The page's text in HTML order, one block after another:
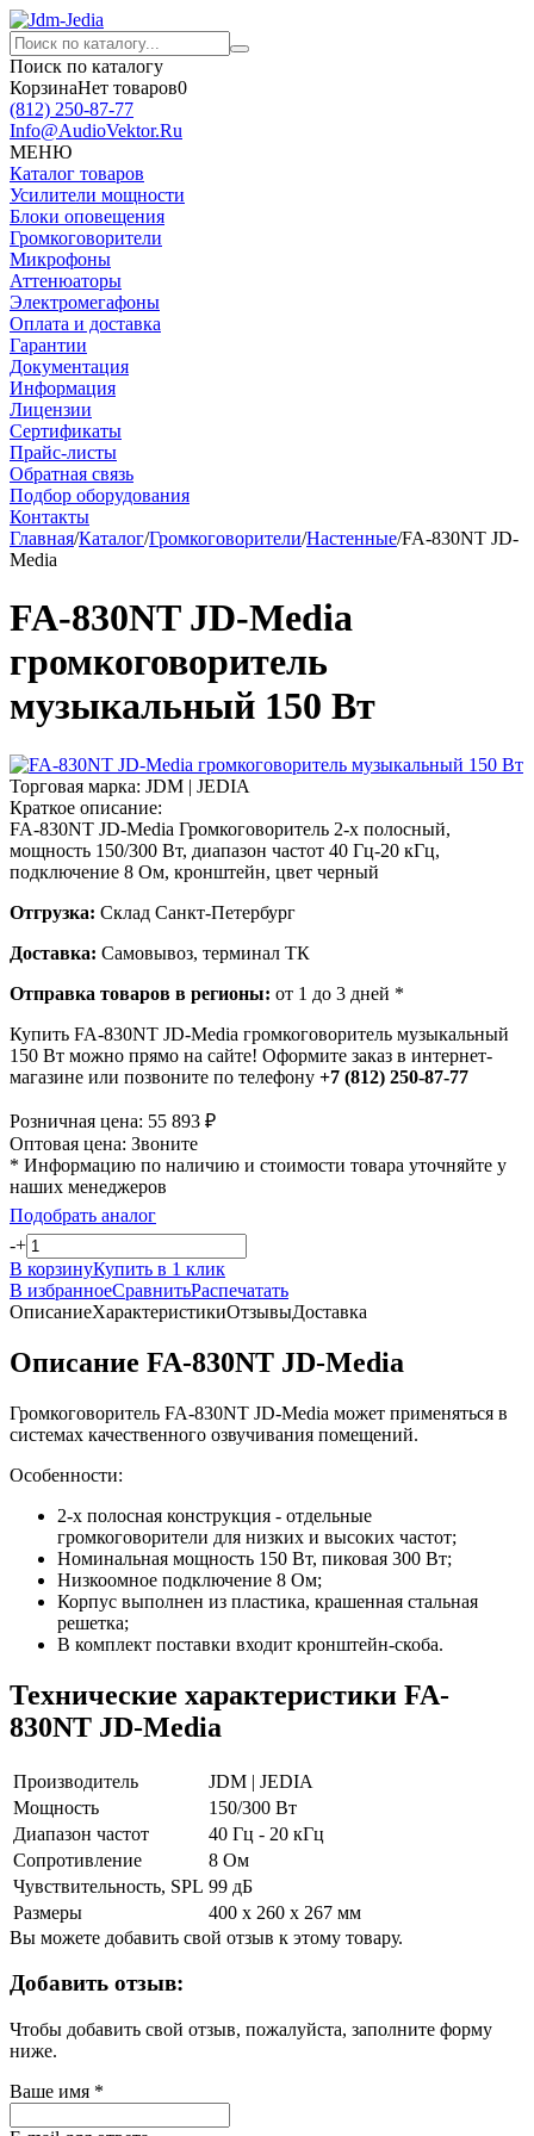
Поиск по каталогу
КорзинаНет товаров0
(812) 250-87-77
Info@AudioVektor.Ru
МЕНЮ
Каталог товаров
Усилители мощности
Блоки оповещения
Громкоговорители
Микрофоны
Аттенюаторы
Электромегафоны
Оплата и доставка
Гарантии
Документация
Информация
Лицензии
Сертификаты
Прайс-листы
Обратная связь
Подбор оборудования
Контакты
Главная/Каталог/Громкоговорители/Настенные/FA-830NT JD-
Media
FA-830NT JD-Media
громкоговоритель
музыкальный 150 Вт
Торговая марка: JDM | JEDIA
Краткое описание:
FA-830NT JD-Media Громкоговоритель 2-х полосный,
мощность 150/300 Вт, диапазон частот 40 Гц-20 кГц,
подключение 8 Ом, кронштейн, цвет черный
Отгрузка: Склад Санкт-Петербург
Доставка: Самовывоз, терминал ТК
Отправка товаров в регионы: от 1 до 3 дней *
Купить FA-830NT JD-Media громкоговоритель музыкальный
150 Вт можно прямо на сайте! Оформите заказ в интернет-
магазине или позвоните по телефону +7 (812) 250-87-77
Розничная цена: 55 893 ₽
Оптовая цена: Звоните
* Информацию по наличию и стоимости товара уточняйте у
наших менеджеров
Подобрать аналог
-+
В корзинуКупить в 1 клик
В избранноеСравнитьРаспечатать
ОписаниеХарактеристикиОтзывыДоставка
Описание FA-830NT JD-Media
Громкоговоритель FA-830NT JD-Media может применяться в
системах качественного озвучивания помещений.
Особенности:
2-х полосная конструкция - отдельные
громкоговорители для низких и высоких частот;
Номинальная мощность 150 Вт, пиковая 300 Вт;
Низкоомное подключение 8 Ом;
Корпус выполнен из пластика, крашенная стальная
решетка;
В комплект поставки входит кронштейн-скоба.
Технические характеристики FA-
830NT JD-Media
Производитель
JDM | JEDIA
Мощность
150/300 Вт
Диапазон частот
40 Гц - 20 кГц
Сопротивление
8 Ом
Чувствительность, SPL 99 дБ
Размеры
400 x 260 x 267 мм
Вы можете добавить свой отзыв к этому товару.
Добавить отзыв:
Чтобы добавить свой отзыв, пожалуйста, заполните форму
ниже.
Ваше имя *